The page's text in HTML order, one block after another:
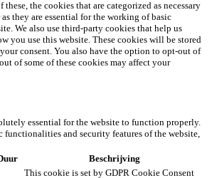
the cookies that are categorized as necessary
they are essential for the working of basic
We also use third-party cookies that help us
you use this website. These cookies will be stored
consent. You also have the option to opt-out of
of some of these cookies may affect your
essential for the website to function properly.
functionalities and security features of the website,
Beschrijving
This cookie is set by GDPR Cookie Consent